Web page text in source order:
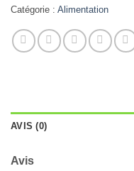
Catégorie : Alimentation
AVIS (0)
Avis